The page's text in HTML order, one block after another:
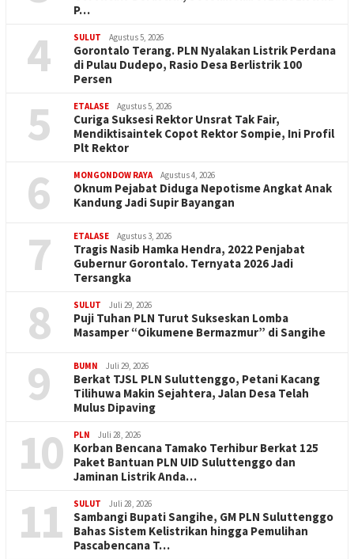
P…
4 SULUT Agustus 5, 2026
Gorontalo Terang. PLN Nyalakan Listrik Perdana
di Pulau Dudepo, Rasio Desa Berlistrik 100
Persen
5 ETALASE Agustus 5, 2026
Curiga Suksesi Rektor Unsrat Tak Fair,
Mendiktisaintek Copot Rektor Sompie, Ini Profil
Plt Rektor
6 MONGONDOW RAYA Agustus 4, 2026
Oknum Pejabat Diduga Nepotisme Angkat Anak
Kandung Jadi Supir Bayangan
7 ETALASE Agustus 3, 2026
Tragis Nasib Hamka Hendra, 2022 Penjabat
Gubernur Gorontalo. Ternyata 2026 Jadi
Tersangka
8 SULUT Juli 29, 2026
Puji Tuhan PLN Turut Sukseskan Lomba
Masamper “Oikumene Bermazmur” di Sangihe
9 BUMN Juli 29, 2026
Berkat TJSL PLN Suluttenggo, Petani Kacang
Tilihuwa Makin Sejahtera, Jalan Desa Telah
Mulus Dipaving
10 PLN Juli 28, 2026
Korban Bencana Tamako Terhibur Berkat 125
Paket Bantuan PLN UID Suluttenggo dan
Jaminan Listrik Anda…
11 SULUT Juli 28, 2026
Sambangi Bupati Sangihe, GM PLN Suluttenggo
Bahas Sistem Kelistrikan hingga Pemulihan
Pascabencana T…